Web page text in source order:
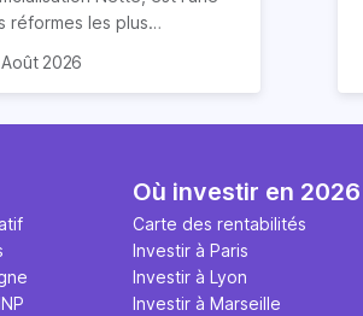
réformes les plus
prochaines décennies. Il
la construction, et par
mal documentés en ligne.
se
si bien que beaucoup
qui, à ce jour, n'existe
Voici le point à jour d'août
2026
Où investir en 2026
Carte des rentabilités
Investir à Paris
Investir à Lyon
Investir à Marseille